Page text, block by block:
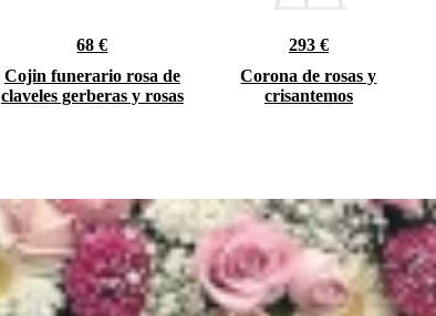
68 €
Cojin funerario rosa de
claveles gerberas y rosas
293 €
Corona de rosas y
crisantemos